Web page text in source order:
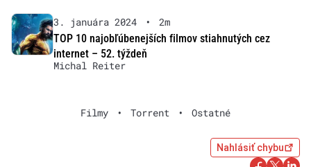
3. januára 2024 •
2m
TOP 10 najobľúbenejších filmov stiahnutých cez
internet – 52. týždeň
Michal Reiter
Filmy • Torrent • Ostatné
Nahlásiť chybu